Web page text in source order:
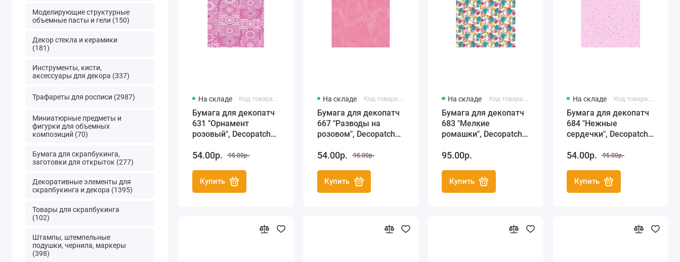
Моделирующие структурные
объемные пасты и гели (150)
Декор стекла и керамики
(181)
Инструменты, кисти,
аксессуары для декора (337)
Трафареты для росписи (2987)
Миниатюрные предметы и
фигурки для объемных
композиций (70)
Бумага для скрапбукинга,
заготовки для открыток (277)
Декоративные элементы для
скрапбукинга и декора (1395)
Товары для скрапбукинга
(102)
Штампы, штемпельные
подушки, чернила, маркеры
(398)
На складе Код товара: FDA631
Бумага для декопатч
631 "Орнамент
розовый", Decopatch
54.00р. 95.00р.
Купить
На складе Код товара: FDA667
Бумага для декопатч
667 "Разводы на
розовом", Decopatch
54.00р. 95.00р.
Купить
На складе Код товара: FDA683
Бумага для декопатч
683 "Мелкие
ромашки", Decopatch
95.00р.
Купить
На складе Код товара: FDA684
Бумага для декопатч
684 "Нежные
сердечки", Decopatch
54.00р. 95.00р.
Купить